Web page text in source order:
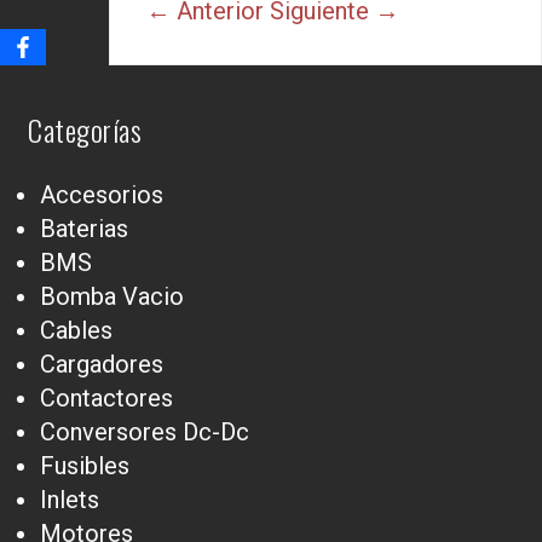
← Anterior Siguiente →
Categorías
Accesorios
Baterias
BMS
Bomba Vacio
Cables
Cargadores
Contactores
Conversores Dc-Dc
Fusibles
Inlets
Motores